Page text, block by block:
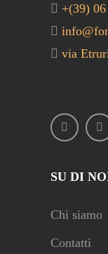
+(39)
via
SU DI
Chi siamo
Contatti